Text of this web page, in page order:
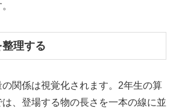
理する
関係は視覚化されます。2年生の算
、登場する物の長さを一本の線に並